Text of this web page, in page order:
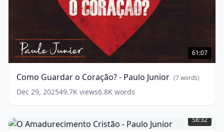
Como
Guardar
o
Paulo
61:07
Como Guardar o Coração? - Paulo Junior (7words)
Dec 29, 202549.7K views6.8K words
Amadurecimento
Cristão
58:32